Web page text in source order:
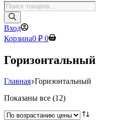
Поиск
товаров
Вход
Корзина0 ₽ 0
Горизонтальный
Главная Горизонтальный
Показаны все (12)Цены:
возрастанию